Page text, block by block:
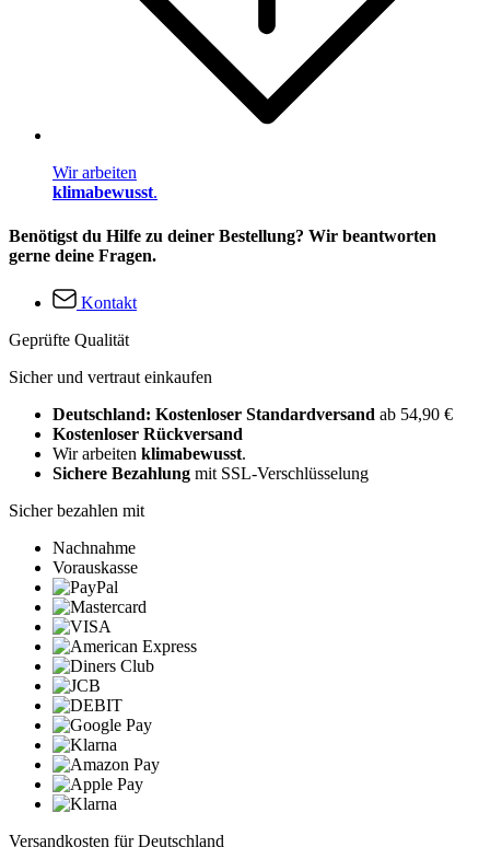
Wir arbeiten
klimabewusst.
Benötigst du Hilfe zu deiner Bestellung? Wir beantworten
gerne deine Fragen.
Kontakt
Geprüfte Qualität
Sicher und vertraut einkaufen
Deutschland: Kostenloser Standardversand ab 54,90 €
Kostenloser Rückversand
Wir arbeiten klimabewusst.
Sichere Bezahlung mit SSL-Verschlüsselung
Sicher bezahlen mit
Nachnahme
Vorauskasse
Versandkosten für Deutschland